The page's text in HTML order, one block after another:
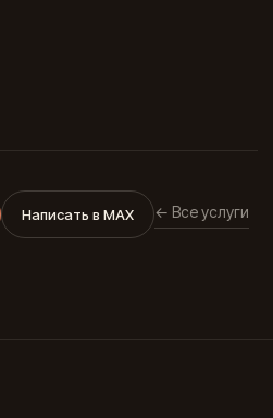
Написать в MAX ← Все услуги